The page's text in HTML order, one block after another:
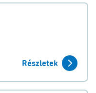
Részletek